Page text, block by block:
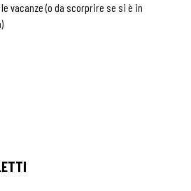
vacanze (o da scorprire se si è in